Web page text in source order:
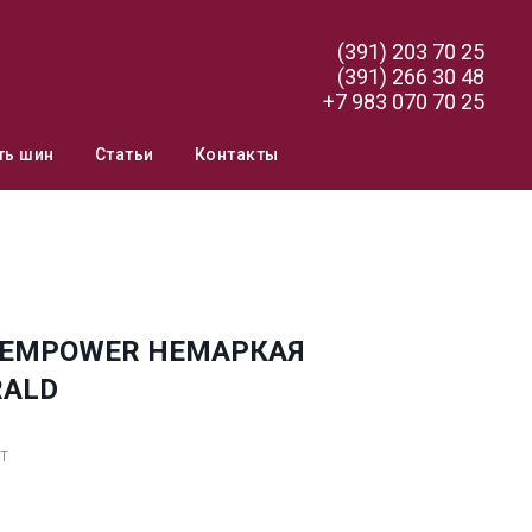
(391) 203 70 25
(391) 266 30 48
+7 983 070 70 25
шин Статьи Контакты
НЕМАРКАЯ